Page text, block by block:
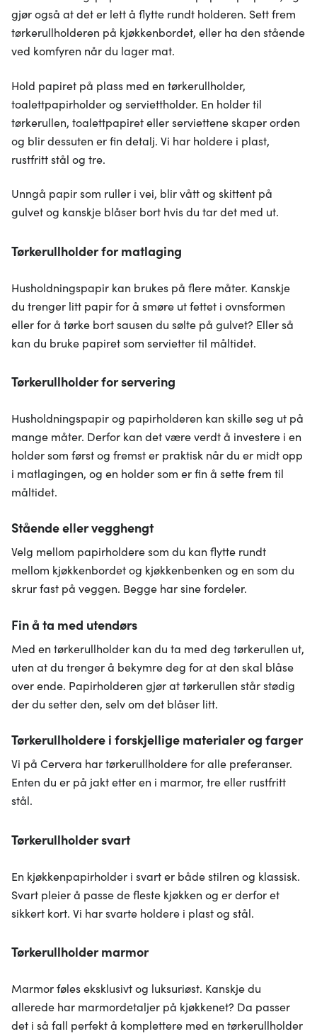
gjør også at det er lett å flytte rundt holderen. Sett frem
tørkerullholderen på kjøkkenbordet, eller ha den stående
ved komfyren når du lager mat.
Hold papiret på plass med en tørkerullholder,
toalettpapirholder og serviettholder. En holder til
tørkerullen, toalettpapiret eller serviettene skaper orden
og blir dessuten er fin detalj. Vi har holdere i plast,
rustfritt stål og tre.
Unngå papir som ruller i vei, blir vått og skittent på
gulvet og kanskje blåser bort hvis du tar det med ut.
Tørkerullholder for matlaging
Husholdningspapir kan brukes på flere måter. Kanskje
du trenger litt papir for å smøre ut fettet i ovnsformen
eller for å tørke bort sausen du sølte på gulvet? Eller så
kan du bruke papiret som servietter til måltidet.
Tørkerullholder for servering
Husholdningspapir og papirholderen kan skille seg ut på
mange måter. Derfor kan det være verdt å investere i en
holder som først og fremst er praktisk når du er midt opp
i matlagingen, og en holder som er fin å sette frem til
måltidet.
Stående eller vegghengt
Velg mellom papirholdere som du kan flytte rundt
mellom kjøkkenbordet og kjøkkenbenken og en som du
skrur fast på veggen. Begge har sine fordeler.
Fin å ta med utendørs
Med en tørkerullholder kan du ta med deg tørkerullen ut,
uten at du trenger å bekymre deg for at den skal blåse
over ende. Papirholderen gjør at tørkerullen står stødig
der du setter den, selv om det blåser litt.
Tørkerullholdere i forskjellige materialer og farger
Vi på Cervera har tørkerullholdere for alle preferanser.
Enten du er på jakt etter en i marmor, tre eller rustfritt
stål.
Tørkerullholder svart
En kjøkkenpapirholder i svart er både stilren og klassisk.
Svart pleier å passe de fleste kjøkken og er derfor et
sikkert kort. Vi har svarte holdere i plast og stål.
Tørkerullholder marmor
Marmor føles eksklusivt og luksuriøst. Kanskje du
allerede har marmordetaljer på kjøkkenet? Da passer
det i så fall perfekt å komplettere med en tørkerullholder